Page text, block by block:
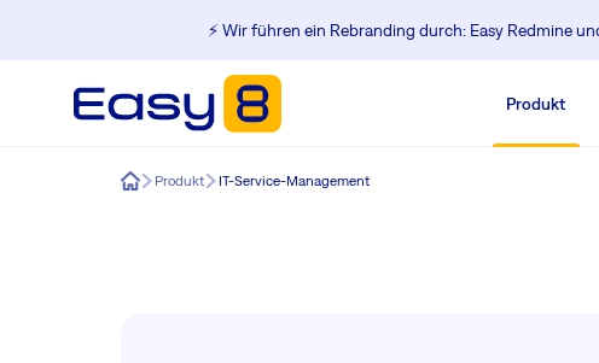
⚡️ Wir führen ein Rebranding durch: Easy Redmine
Produkt
Easy8Produkt IT-Service-Management